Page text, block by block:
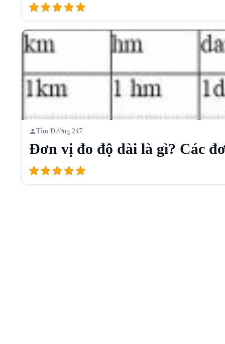
Tìm Đường 247
Đơn vị đo độ dài là gì? Các